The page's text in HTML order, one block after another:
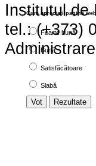
Cum apreciaţi pagina
Foarte bună
Bună
Satisfăcătoare
Slabă
Institutul de
tel.: (+373)